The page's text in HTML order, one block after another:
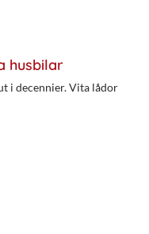
husbilar
i decennier. Vita lådor